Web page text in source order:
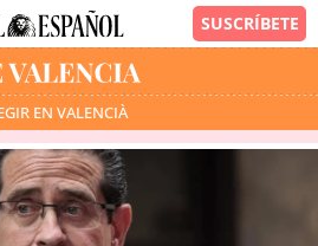
EN VALENCIÀ
mañana al presidente de Ceuta en